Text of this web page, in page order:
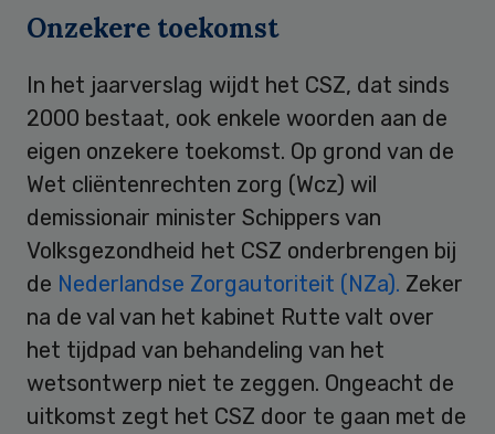
Onzekere toekomst
In het jaarverslag wijdt het CSZ, dat sinds
2000 bestaat, ook enkele woorden aan de
eigen onzekere toekomst. Op grond van de
Wet cliëntenrechten zorg (Wcz) wil
demissionair minister Schippers van
Volksgezondheid het CSZ onderbrengen bij
de Nederlandse Zorgautoriteit (NZa). Zeker
na de val van het kabinet Rutte valt over
het tijdpad van behandeling van het
wetsontwerp niet te zeggen. Ongeacht de
uitkomst zegt het CSZ door te gaan met de